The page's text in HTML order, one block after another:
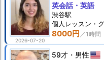
2026-07-20
8000円
英会話・英語
渋谷駅
個人 レッスン ・
59才 男性